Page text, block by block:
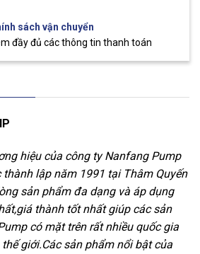
sách vận chuyển
đầy đủ các thông tin thanh toán
hiệu của công ty Nanfang Pump
lập năm 1991 tại Thâm Quyến
sản phẩm đa dạng và áp dụng
thành tốt nhất giúp các sản
có mặt trên rất nhiều quốc gia
giới.Các sản phẩm nổi bật của